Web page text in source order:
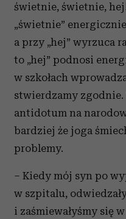
świetnie, świetnie,
„świetnie”
a przy „hej” wyrzuca
to „hej” podnosi
w szkołach
stwierdzamy zgodnie.
antidotum na
bardziej że joga
problemy.
– Kiedy mój syn po
w szpitalu,
i zaśmiewałyśmy się